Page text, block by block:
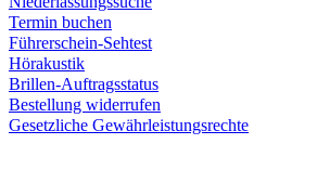
Termin buchen
Führerschein-Sehtest
Hörakustik
Brillen-Auftragsstatus
Bestellung widerrufen
Gesetzliche Gewährleistungsrechte